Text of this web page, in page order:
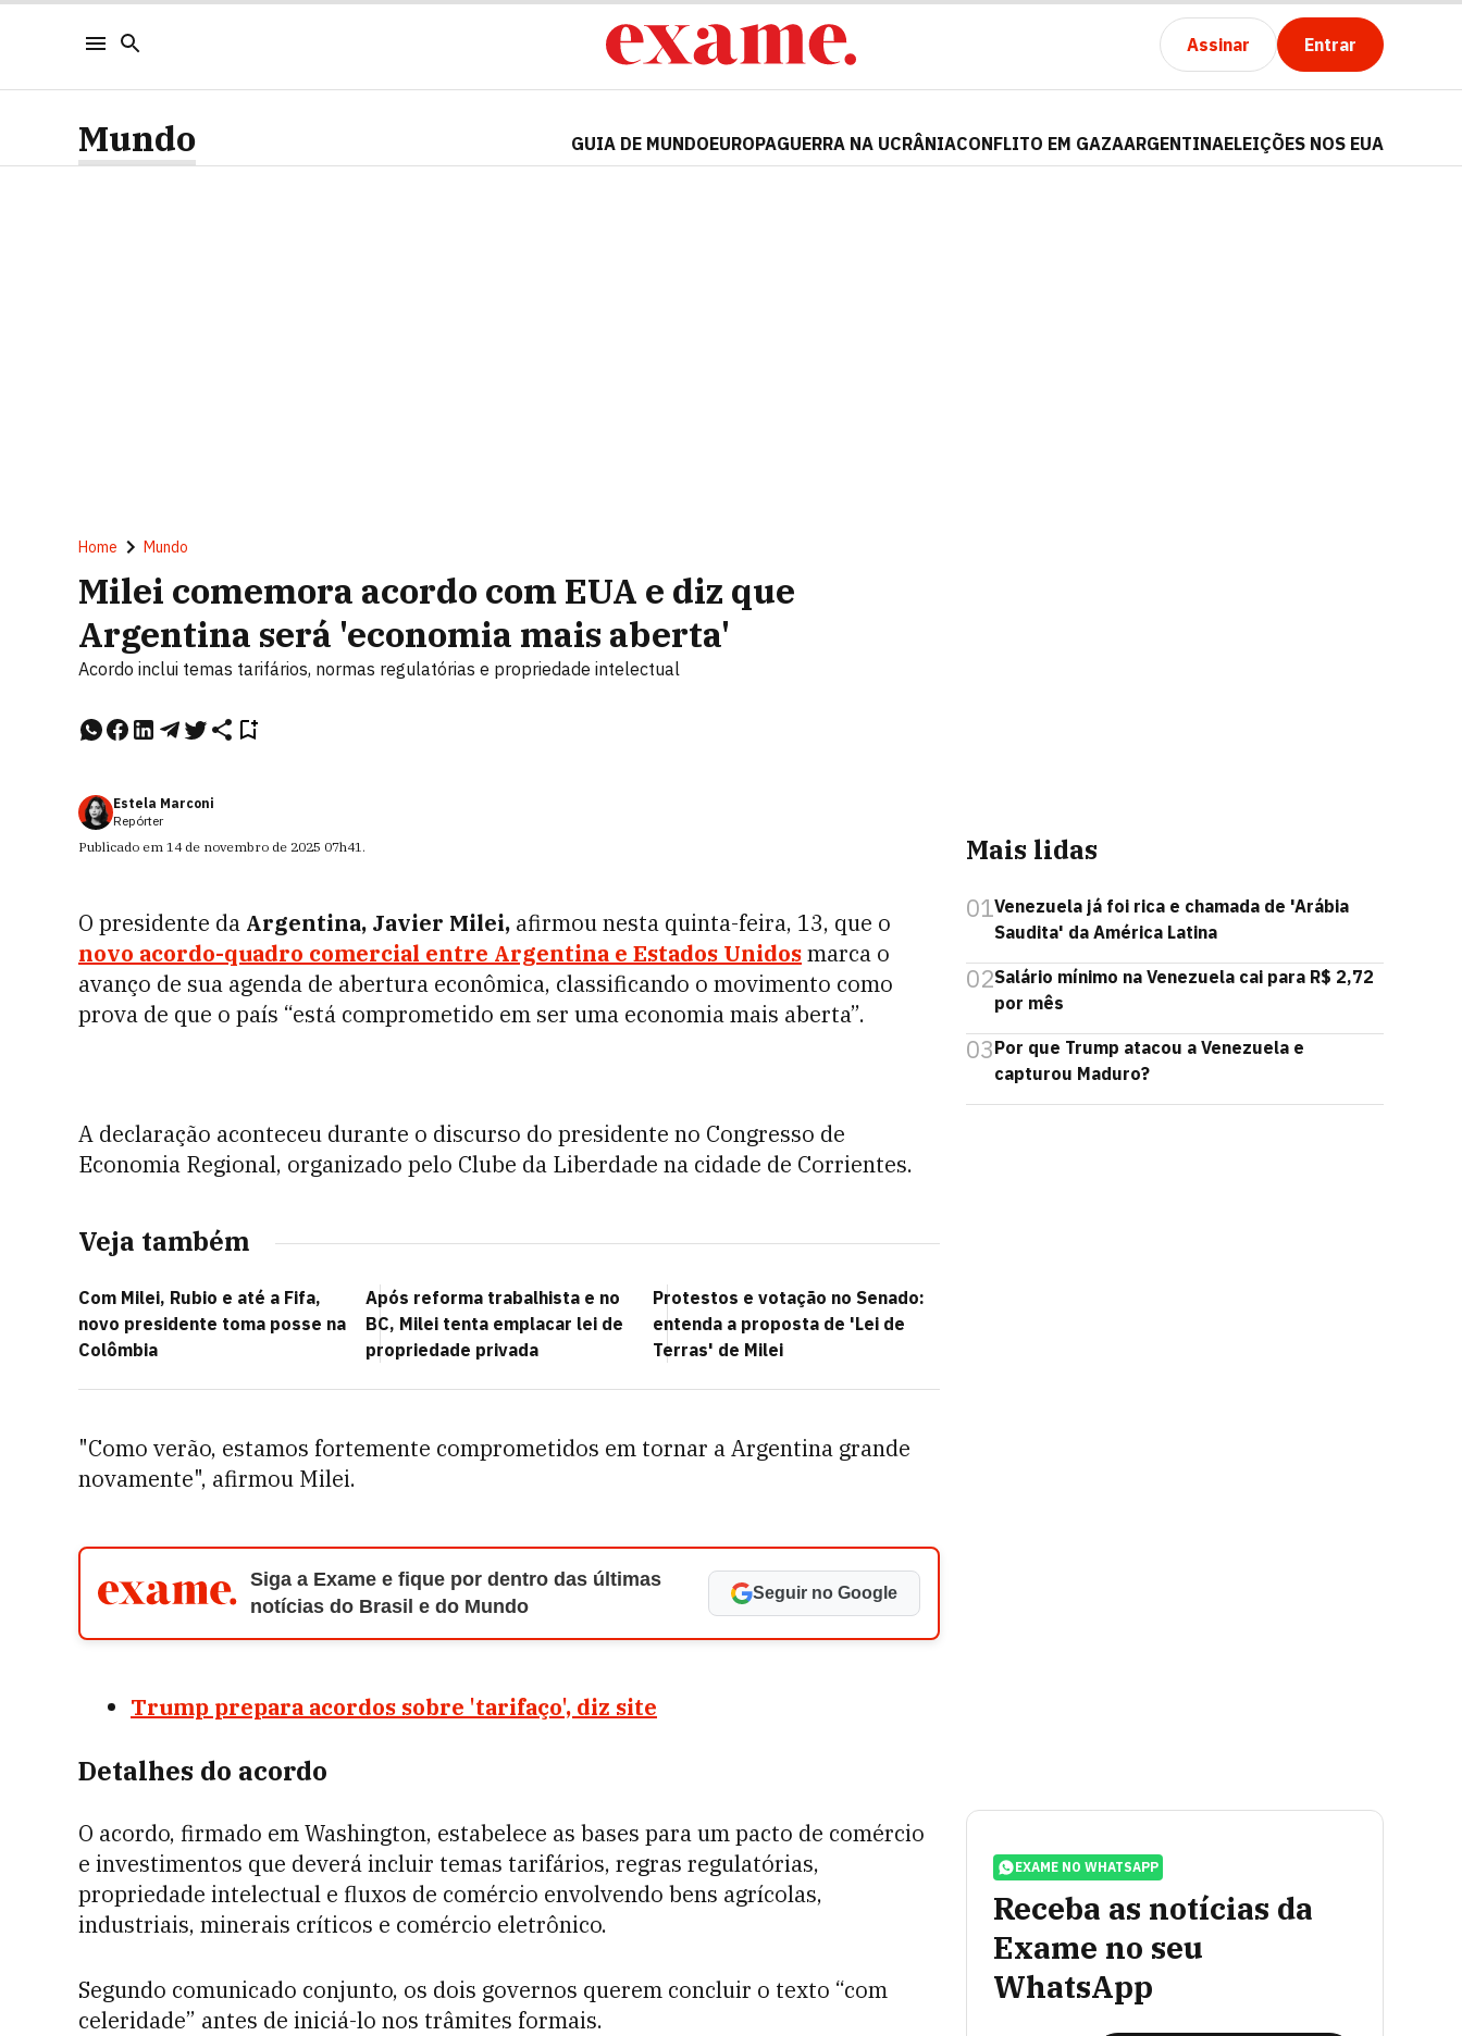
Assinar Entrar
Mundo GUIA DE MUNDOEUROPAGUERRA NA UCRÂNIACONFLITO EM GAZAARGENTINAELEIÇÕES NOS EUA
Home Mundo
Milei comemora acordo com EUA e diz que
Argentina será 'economia mais aberta'
Acordo inclui temas tarifários, normas regulatórias e propriedade intelectual
Estela Marconi
Repórter
Publicado em 14 de novembro de 2025 07h41.
O presidente da Argentina, Javier Milei, afirmou nesta quinta-feira, 13, que o
novo acordo-quadro comercial entre Argentina e Estados Unidosmarca o
avanço de sua agenda de abertura econômica, classificando o movimento como
prova de que o país “está comprometido em ser uma economia mais aberta”.
A declaração aconteceu durante o discurso do presidente no Congresso de
Economia Regional, organizado pelo Clube da Liberdade na cidade de Corrientes.
Veja também
Com Milei, Rubio e até a Fifa,
novo presidente toma posse na
Colômbia
Após reforma trabalhista e no
BC, Milei tenta emplacar lei de
propriedade privada
Protestos e votação no Senado:
entenda a proposta de 'Lei de
Terras' de Milei
"Como verão, estamos fortemente comprometidos em tornar a Argentina grande
novamente", afirmou Milei.
Siga a Exame e fique por dentro das últimas
notícias do Brasil e do Mundo
Seguir no Google
Trump prepara acordos sobre 'tarifaço', diz site
Detalhes do acordo
O acordo, firmado em Washington, estabelece as bases para um pacto de comércio
e investimentos que deverá incluir temas tarifários, regras regulatórias,
propriedade intelectual e fluxos de comércio envolvendo bens agrícolas,
industriais, minerais críticos e comércio eletrônico.
Segundo comunicado conjunto, os dois governos querem concluir o texto “com
celeridade” antes de iniciá-lo nos trâmites formais.
Mais lidas
01Venezuela já foi rica e chamada de 'Arábia
Saudita' da América Latina
02Salário mínimo na Venezuela cai para R$ 2,72
por mês
03Por que Trump atacou a Venezuela e
capturou Maduro?
EXAME NO WHATSAPP
Receba as notícias da
Exame no seu
WhatsApp